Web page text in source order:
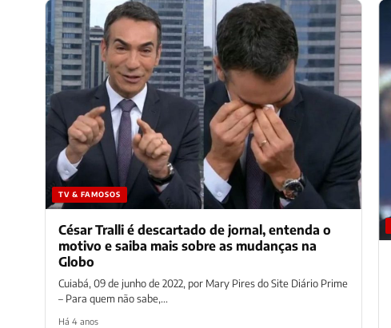
TV & FAMOSOS
César Tralli é descartado de jornal, entenda o
motivo e saiba mais sobre as mudanças na
Globo
Cuiabá, 09 de junho de 2022, por Mary Pires do Site Diário Prime
– Para quem não sabe,...
Há 4 anos